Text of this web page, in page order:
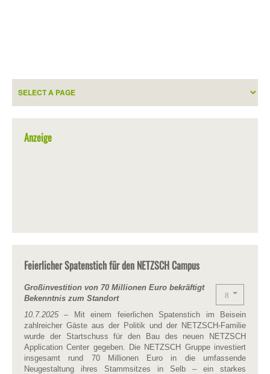
Anzeige
Feierlicher Spatenstich für den NETZSCH Campus
Großinvestition von 70 Millionen Euro bekräftigt
Bekenntnis zum Standort
10.7.2025 – Mit einem feierlichen Spatenstich im Beisein
zahlreicher Gäste aus der Politik und der NETZSCH-Familie
wurde der Startschuss für den Bau des neuen NETZSCH
Application Center gegeben. Die NETZSCH Gruppe investiert
insgesamt rund 70 Millionen Euro in die umfassende
Neugestaltung ihres Stammsitzes in Selb – ein starkes